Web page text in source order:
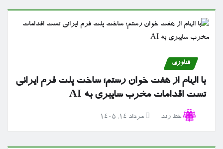
فناوری
با الهام از هفت خوان رستم؛ ساخت پلت فرم ایرانی
تست اقدامات مخرب سایبری به AI
خط رند مرداد ۱۴, ۱۴۰۵